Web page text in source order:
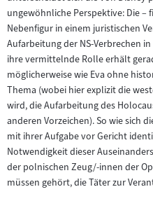
ungewöhnliche Perspektive: Die –
Nebenfigur in einem juristischen
Aufarbeitung der NS-Verbrechen
ihre vermittelnde Rolle erhält
möglicherweise wie Eva ohne
Thema (wobei hier explizit die
wird, die Aufarbeitung des
anderen Vorzeichen). So wie sich
mit ihrer Aufgabe vor Gericht
Notwendigkeit dieser
der polnischen Zeug/-innen der
müssen gehört, die Täter zur